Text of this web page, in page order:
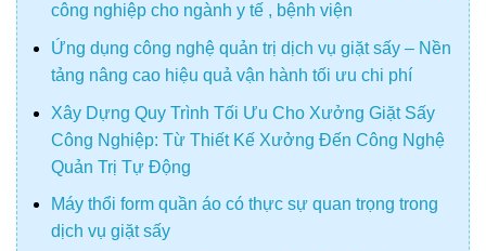
công nghiệp cho ngành y tế , bệnh viện
Ứng dụng công nghệ quản trị dịch vụ giặt sấy – Nền
tảng nâng cao hiệu quả vận hành tối ưu chi phí
Xây Dựng Quy Trình Tối Ưu Cho Xưởng Giặt Sấy
Công Nghiệp: Từ Thiết Kế Xưởng Đến Công Nghệ
Quản Trị Tự Động
Máy thổi form quần áo có thực sự quan trọng trong
dịch vụ giặt sấy